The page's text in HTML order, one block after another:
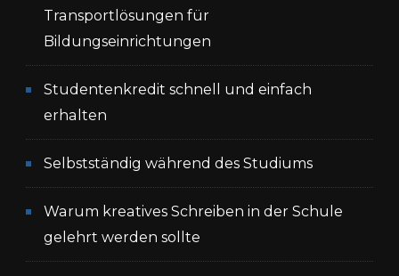
Transportlösungen für
Bildungseinrichtungen
Studentenkredit schnell und einfach
erhalten
Selbstständig während des Studiums
Warum kreatives Schreiben in der Schule
gelehrt werden sollte